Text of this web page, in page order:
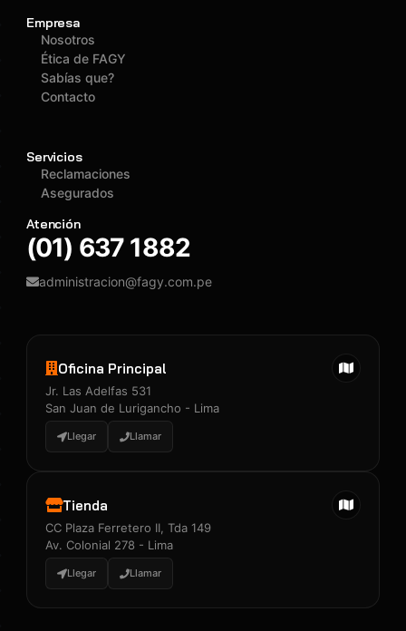
Empresa
Nosotros
Ética de FAGY
Sabías que?
Contacto
Servicios
Reclamaciones
Asegurados
Atención
(01) 637 1882
administracion@fagy.com.pe
Oficina Principal
Jr. Las Adelfas 531
San Juan de Lurigancho - Lima
Llegar Llamar
Tienda
CC Plaza Ferretero II, Tda 149
Av. Colonial 278 - Lima
Llegar Llamar